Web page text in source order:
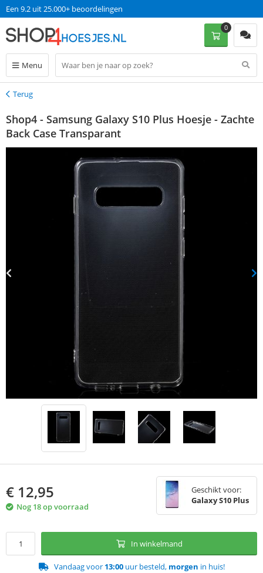
Een 9.2 uit 25.000+ beoordelingen
Menu
0
Terug
Terug
Shop4 - Samsung Galaxy S10 Plus Hoesje - Zachte
Back Case Transparant
€ 12,95
Nog 18 op voorraad
Geschikt voor:
Galaxy S10 Plus
In winkelmand
Vandaag voor 13:00uur besteld, morgen in huis!